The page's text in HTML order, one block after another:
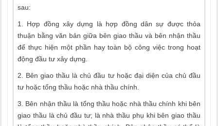
sau:
1. Hợp đồng xây dựng là hợp đồng dân sự được thỏa
thuận bằng văn bản giữa bên giao thầu và bên nhận thầu
để thực hiện một phần hay toàn bộ công việc trong hoạt
động đầu tư xây dựng.
2. Bên giao thầu là chủ đầu tư hoặc đại diện của chủ đầu
tư hoặc tổng thầu hoặc nhà thầu chính.
3. Bên nhận thầu là tổng thầu hoặc nhà thầu chính khi bên
giao thầu là chủ đầu tư; là nhà thầu phụ khi bên giao thầu